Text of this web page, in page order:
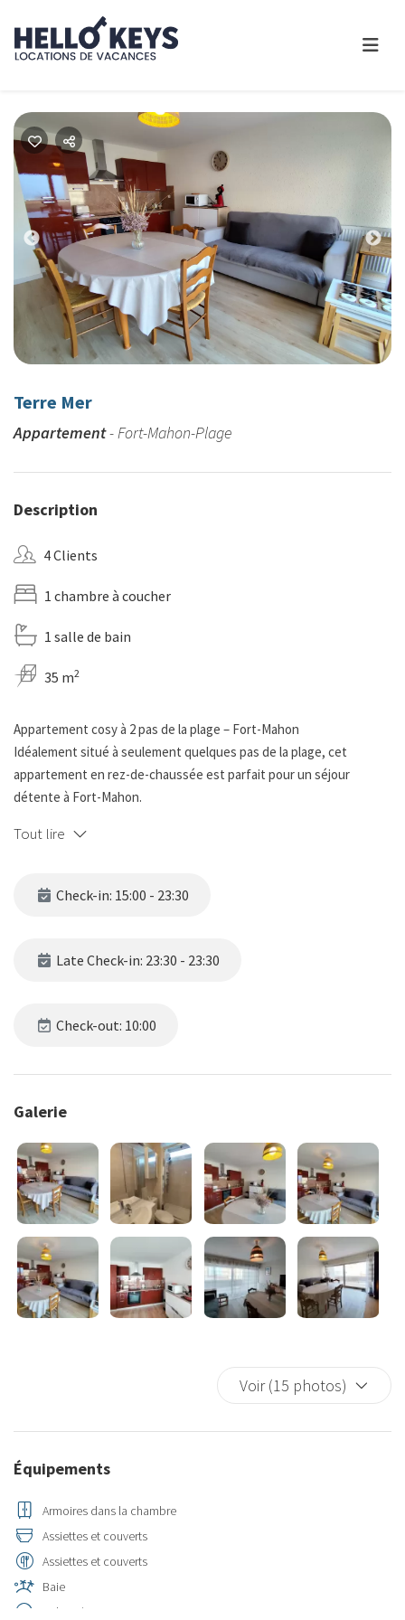
Previous
Terre Mer
Appartement- Fort-Mahon-Plage
Description
4 Clients
1 chambre à coucher
1 salle de bain
35 m2
Appartement cosy à 2 pas de la plage – Fort-Mahon
Idéalement situé à seulement quelques pas de la plage, cet
appartement en rez-de-chaussée est parfait pour un séjour
détente à Fort-Mahon.
séjour lumineux équipé d’un canapé convertible, d’une cuisine
terrasse orientée ouest, idéale pour profiter du soleil en fin de
un vrai plus en bord de mer.
commodités
Tout lire
Check-in: 15:00 - 23:30
Late Check-in: 23:30 - 23:30
Check-out: 10:00
Galerie
Voir (15 photos)
Équipements
Armoires dans la chambre
Assiettes et couverts
Assiettes et couverts
Baie
Balcon/terrasse